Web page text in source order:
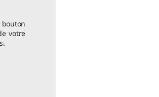
bouton
votre